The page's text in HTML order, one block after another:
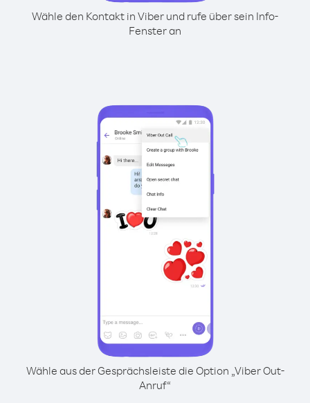
Wähle den Kontakt in Viber und rufe über sein Info-
Fenster an
Wähle aus der Gesprächsleiste die Option „Viber Out-
Anruf“